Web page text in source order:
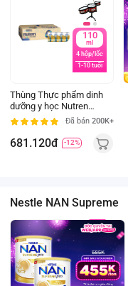
110
ml
4 hộp/lốc
1-10 tuổi
Thùng Thực phẩm dinh
dưỡng y học Nutren
Junior 110ml (1 -10
tuổi) (Lốc 4 hộp)
Đã bán 200K+
681.120đ -12%
Nestle NAN Supreme
800
gr